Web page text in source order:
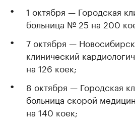
1 октября — Городская
больница № 25 на 200
7 октября —
клинический
на 126 коек;
8 октября — Городская
больница скорой
на 140 коек;